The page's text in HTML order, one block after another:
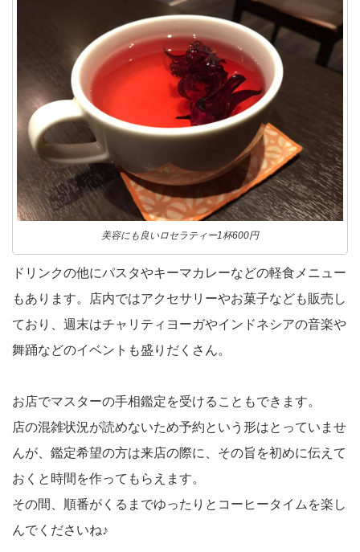
美容にも良いロセラティー1杯600円
ドリンクの他にパスタやキーマカレーなどの軽食メニュー
もあります。店内ではアクセサリーやお菓子なども販売し
ており、週末はチャリティヨーガやインドネシアの音楽や
舞踊などのイベントも盛りだくさん。
お店でマスターの手相鑑定を受けることもできます。
店の混雑状況が読めないため予約という形はとっていませ
んが、鑑定希望の方は来店の際に、その旨を初めに伝えて
おくと時間を作ってもらえます。
その間、順番がくるまでゆったりとコーヒータイムを楽し
んでくださいね♪